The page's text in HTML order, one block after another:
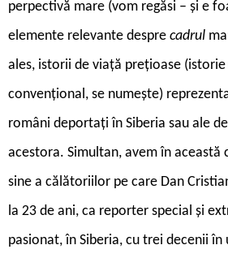
perpectivă mare (vom regăsi – și e
elemente relevante despre cadrul
ales, istorii de viață prețioase (istorie
convențional, se numește)
români deportați în Siberia sau ale
acestora. Simultan, avem în această
sine a călătoriilor pe care Dan
la 23 de ani, ca reporter special și
pasionat, în Siberia, cu trei decenii